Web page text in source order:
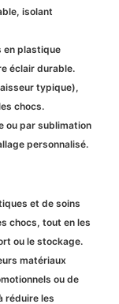
isolant
en plastique
éclair durable.
typique),
chocs.
ou par sublimation
personnalisé.
et de soins
chocs, tout en les
ou le stockage.
matériaux
ou de
réduire les